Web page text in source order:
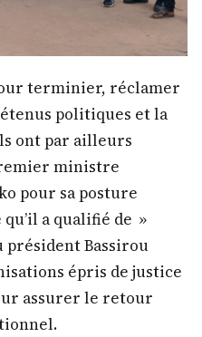
terminier, réclamer
politiques et la
ont par ailleurs
ministre
pour sa posture
qu’il a qualifié de »
président Bassirou
épris de justice
assurer le retour